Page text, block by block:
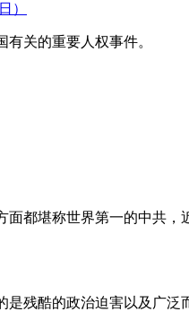
）
关的重要人权事件。
都堪称世界第一的中共，
残酷的政治迫害以及广